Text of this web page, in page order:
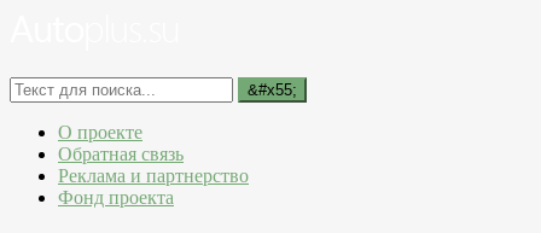
О проекте
Обратная связь
Реклама и партнерство
Фонд проекта